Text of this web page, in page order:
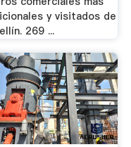
y visitados de
269 ...